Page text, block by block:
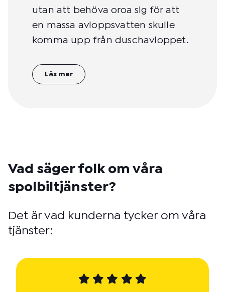
utan att behöva oroa sig för att
en massa avloppsvatten skulle
komma upp från duschavloppet.
Läs mer
Vad säger folk om våra
spolbiltjänster?
Det är vad kunderna tycker om våra
tjänster: